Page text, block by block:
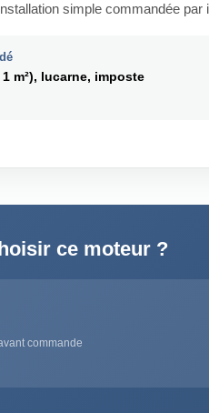
simple commandée par
m²), lucarne, imposte
ce moteur ?
commande